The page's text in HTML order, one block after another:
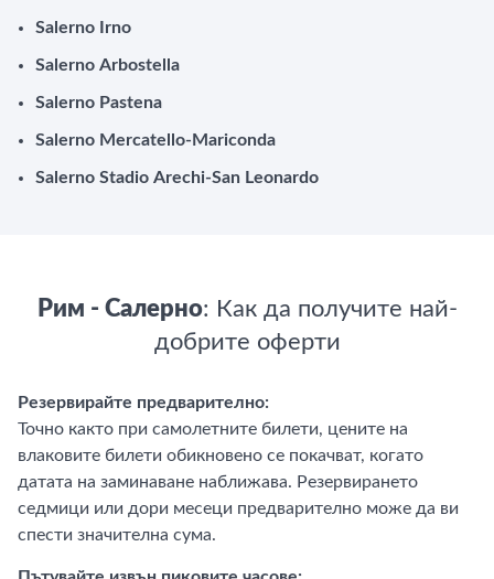
Salerno Irno
Salerno Arbostella
Salerno Pastena
Salerno Mercatello-Mariconda
Salerno Stadio Arechi-San Leonardo
Рим - Салерно: Как да получите най-
добрите оферти
Резервирайте предварително:
Точно както при самолетните билети, цените на
влаковите билети обикновено се покачват, когато
датата на заминаване наближава. Резервирането
седмици или дори месеци предварително може да ви
спести значителна сума.